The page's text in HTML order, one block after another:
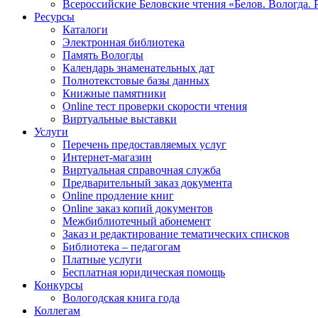
Всероссийские Беловские чтения «Белов. Вологда.
Ресурсы
Каталоги
Электронная библиотека
Память Вологды
Календарь знаменательных дат
Полнотекстовые базы данных
Книжные памятники
Online тест проверки скорости чтения
Виртуальные выставки
Услуги
Перечень предоставляемых услуг
Интернет-магазин
Виртуальная справочная служба
Предварительный заказ документа
Online продление книг
Online заказ копий документов
Межбиблиотечный абонемент
Заказ и редактирование тематических списков
Библиотека – педагогам
Платные услуги
Бесплатная юридическая помощь
Конкурсы
Вологодская книга года
Коллегам